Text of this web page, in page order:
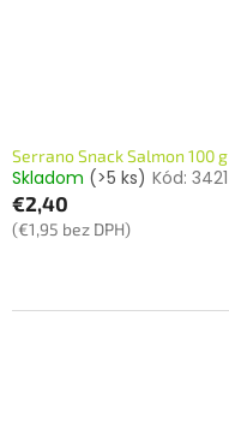
Serrano Snack Salmon 100 g
Skladom (>5 ks) Kód: 3421
€2,40
(€1,95 bez DPH)